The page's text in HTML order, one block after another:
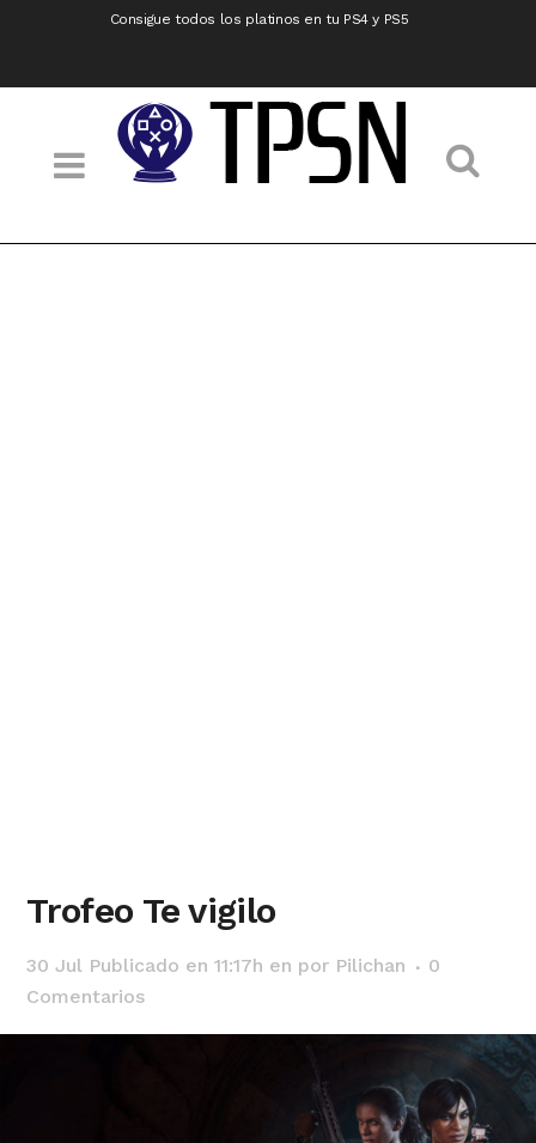
Consigue todos los platinos en tu PS4 y PS5
Trofeo Te vigilo
30 Jul Publicado en 11:17h en por Pilichan
0
Comentarios